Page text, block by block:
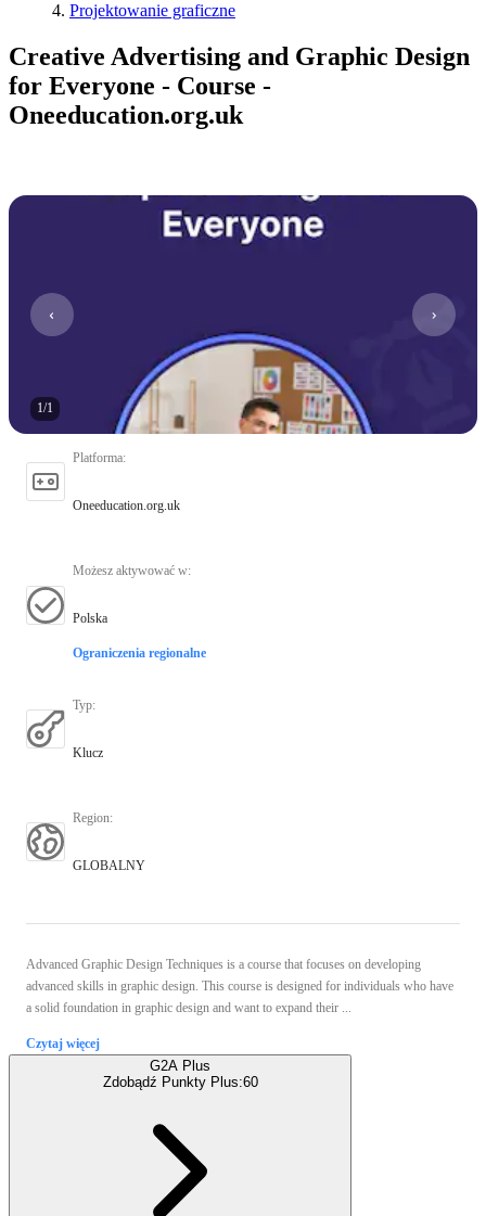
Projektowanie graficzne
Creative Advertising and Graphic Design
for Everyone - Course -
Oneeducation.org.uk
1/1
Platforma:
Oneeducation.org.uk
Możesz aktywować w:
Polska
Ograniczenia regionalne
Typ:
Klucz
Region:
GLOBALNY
Advanced Graphic Design Techniques is a course that focuses on developing
advanced skills in graphic design. This course is designed for individuals who have
a solid foundation in graphic design and want to expand their ...
Czytaj więcej
G2A Plus
Zdobądź Punkty Plus:60